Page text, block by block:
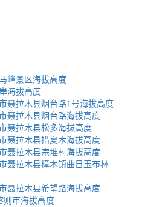
峰景区海拔高度
海拔高度
聂拉木县烟台路1号海拔高度
聂拉木县烟台路海拔高度
聂拉木县松多海拔高度
聂拉木县措夏木海拔高度
聂拉木县宗堆村海拔高度
聂拉木县樟木镇曲日玉布林
聂拉木县希望路海拔高度
则市海拔高度